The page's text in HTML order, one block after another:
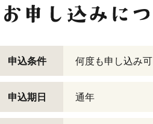
申込条件 何度も申し込み可
申込期日 通年